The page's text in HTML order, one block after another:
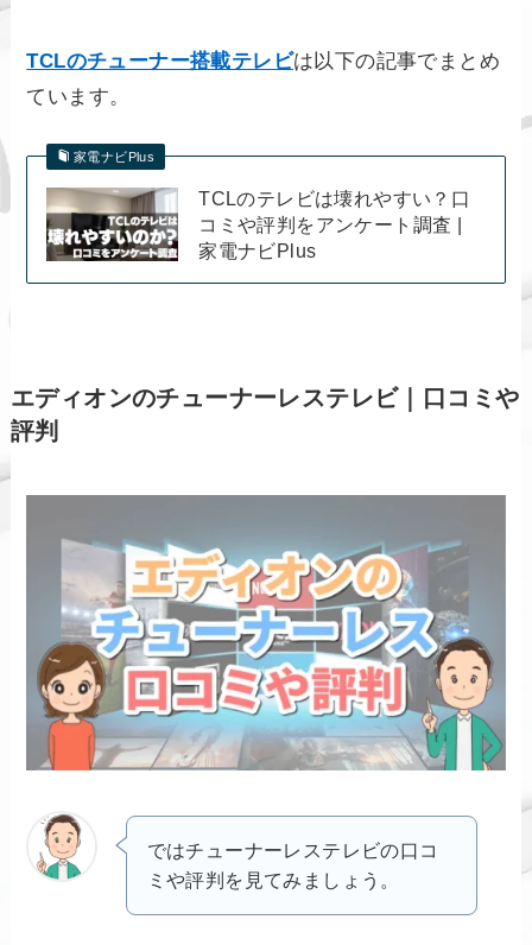
TCLのチューナー搭載テレビは以下の記事でまとめ
ています。
家電ナビPlus
TCLのテレビは壊れやすい？口
コミや評判をアンケート調査 |
家電ナビPlus
エディオンのチューナーレステレビ｜口コミや
評判
ではチューナーレステレビの口コ
ミや評判を見てみましょう。